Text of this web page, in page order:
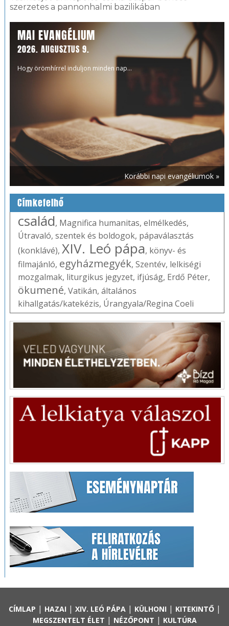
szerzetes a pannonhalmi bazilikában
MAI EVANGÉLIUM
2026. AUGUSZTUS 9.
Hogy örömhírrel induljon minden nap...
Korábbi napi evangéliumok »
Címkefelhő
család, Magnifica humanitas, elmélkedés,
Útravaló, szentek és boldogok, pápaválasztás
(konklávé), XIV. Leó pápa, könyv- és
filmajánló, egyházmegyék, Szentév, lelkiségi
mozgalmak, liturgikus jegyzet, ifjúság, Erdő Péter,
ökumené, Vatikán, általános
kihallgatás/katekézis, Úrangyala/Regina Coeli
CÍMLAP | HAZAI | XIV. LEÓ PÁPA| KÜLHONI | KITEKINTŐ|
MEGSZENTELT ÉLET | NÉZŐPONT | KULTÚRA